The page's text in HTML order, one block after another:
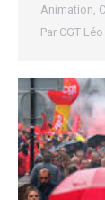
Animation
Par CGT